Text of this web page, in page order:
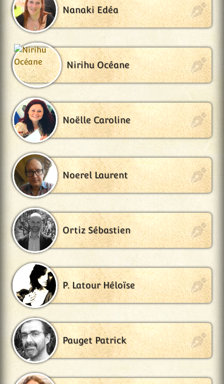
Nanaki Edéa
Nirihu Océane
Noëlle Caroline
Noerel Laurent
Ortiz Sébastien
P. Latour Héloïse
Pauget Patrick